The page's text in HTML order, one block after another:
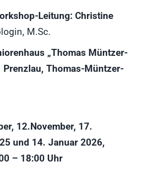
Leitung: Christine
M.Sc.
„Thomas Müntzer-
Prenzlau, Thomas-Müntzer-
12.November, 17.
und 14. Januar 2026,
– 18:00 Uhr